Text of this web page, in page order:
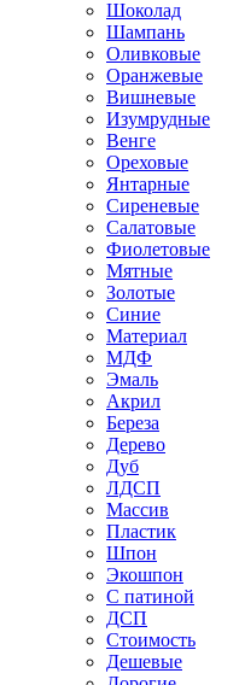
Шоколад
Шампань
Оливковые
Оранжевые
Вишневые
Изумрудные
Венге
Ореховые
Янтарные
Сиреневые
Салатовые
Фиолетовые
Мятные
Золотые
Синие
Материал
МДФ
Эмаль
Акрил
Береза
Дерево
Дуб
ЛДСП
Массив
Пластик
Шпон
Экошпон
С патиной
ДСП
Стоимость
Дешевые